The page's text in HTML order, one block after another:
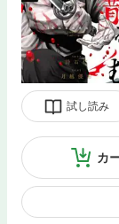
試し読み
カ